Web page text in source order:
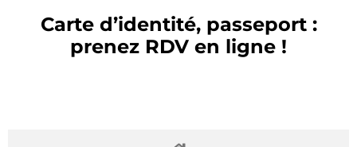
Carte d’identité, passeport :
prenez RDV en ligne !